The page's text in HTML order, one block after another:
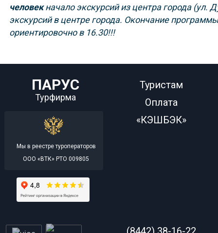
человекначало экскурсий из центра города (ул.
экскурсий в центре города. Окончание
ориентировочно в 16.30!!!
ПАРУС
Турфирма
Мы в реестре туроператоров
ООО «ВТК» РТО 009805
Туристам
Оплата
«КЭШБЭК»